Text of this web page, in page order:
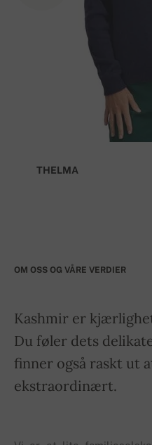
THELMA
OM OSS OG VÅRE VERDIER
Kashmir er
Du føler dets
finner også raskt ut
ekstraordinært.